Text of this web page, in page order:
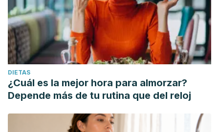
DIETAS
¿Cuál es la mejor hora para almorzar?
Depende más de tu rutina que del reloj